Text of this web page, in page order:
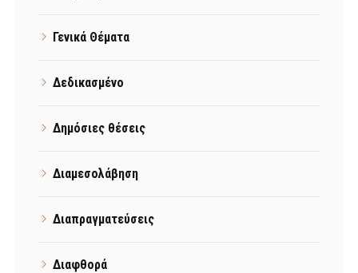
Γενικά Θέματα
Δεδικασμένο
Δημόσιες θέσεις
Διαμεσολάβηση
Διαπραγματεύσεις
Διαφθορά